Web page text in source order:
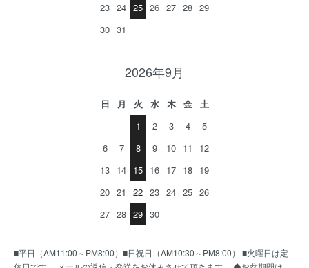
23 24 25 26 27 28 29
30 31
2026年9月
日 月 火 水 木 金
土
1
2 3 4
5
6
7 8 9 10 11
12
13 14 15 16 17 18 19
20 21 22 23 24 25 26
27 28 29 30
■平日（AM11:00～PM8:00）■日祝日（AM10:30～PM8:00） ■火曜日は定